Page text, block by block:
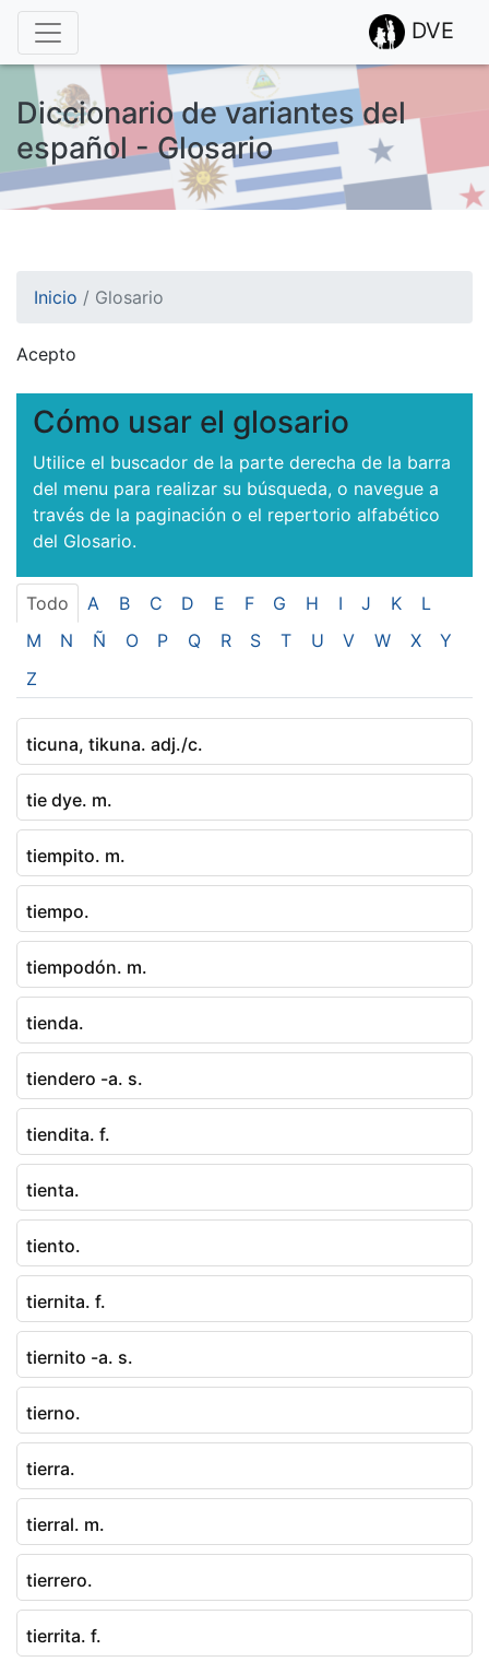
DVE
Diccionario de variantes del
español - Glosario
Inicio / Glosario
Acepto
Esto nos ayuda a recolectar estadísticas de las visitas.
Cómo usar el glosario
Utilice el buscador de la parte derecha de la barra
del menu para realizar su búsqueda, o navegue a
través de la paginación o el repertorio alfabético
del Glosario.
Todo A B C D E F G H I J K
L
M
N Ñ O P Q R S T U V W X
Y
Z
ticuna, tikuna. adj./c.
tie dye. m.
tiempito. m.
tiempo.
tiempodón. m.
tienda.
tiendero -a. s.
tiendita. f.
tienta.
tiento.
tiernita. f.
tiernito -a. s.
tierno.
tierra.
tierral. m.
tierrero.
tierrita. f.